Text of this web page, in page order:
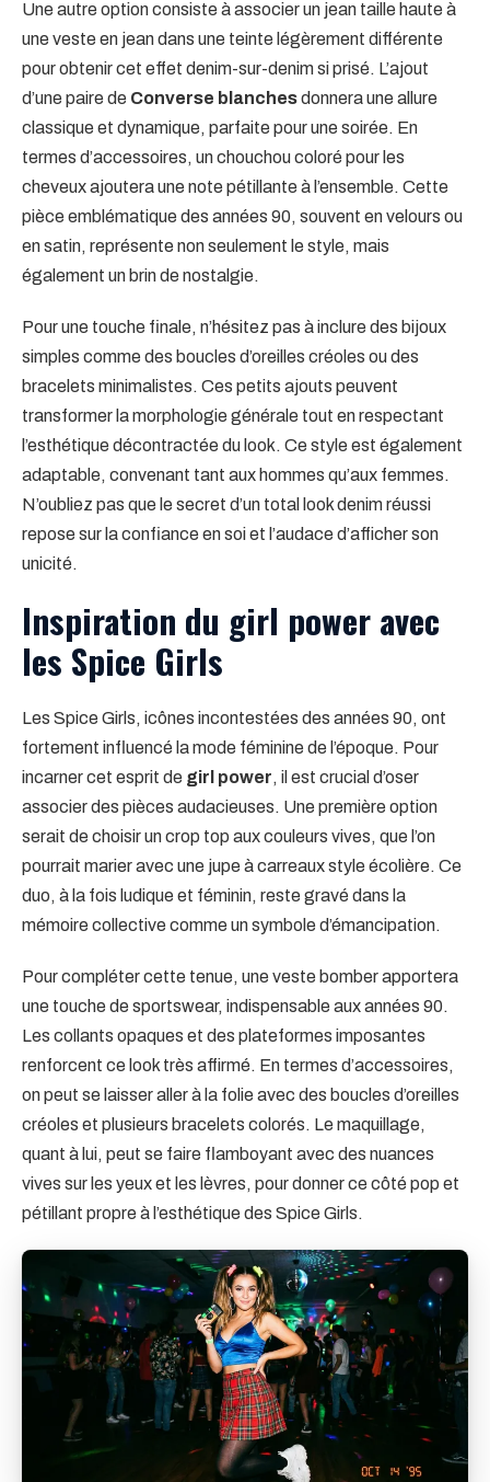
Une autre option consiste à associer un jean taille haute à
une veste en jean dans une teinte légèrement différente
pour obtenir cet effet denim-sur-denim si prisé. L’ajout
d’une paire de Converse blanchesdonnera une allure
classique et dynamique, parfaite pour une soirée. En
termes d’accessoires, un chouchou coloré pour les
cheveux ajoutera une note pétillante à l’ensemble. Cette
pièce emblématique des années 90, souvent en velours ou
en satin, représente non seulement le style, mais
également un brin de nostalgie.
Pour une touche finale, n’hésitez pas à inclure des bijoux
simples comme des boucles d’oreilles créoles ou des
bracelets minimalistes. Ces petits ajouts peuvent
transformer la morphologie générale tout en respectant
l’esthétique décontractée du look. Ce style est également
adaptable, convenant tant aux hommes qu’aux femmes.
N’oubliez pas que le secret d’un total look denim réussi
repose sur la confiance en soi et l’audace d’afficher son
unicité.
Inspiration du girl power avec
les Spice Girls
Les Spice Girls, icônes incontestées des années 90, ont
fortement influencé la mode féminine de l’époque. Pour
incarner cet esprit de girl power, il est crucial d’oser
associer des pièces audacieuses. Une première option
serait de choisir un crop top aux couleurs vives, que l’on
pourrait marier avec une jupe à carreaux style écolière. Ce
duo, à la fois ludique et féminin, reste gravé dans la
mémoire collective comme un symbole d’émancipation.
Pour compléter cette tenue, une veste bomber apportera
une touche de sportswear, indispensable aux années 90.
Les collants opaques et des plateformes imposantes
renforcent ce look très affirmé. En termes d’accessoires,
on peut se laisser aller à la folie avec des boucles d’oreilles
créoles et plusieurs bracelets colorés. Le maquillage,
quant à lui, peut se faire flamboyant avec des nuances
vives sur les yeux et les lèvres, pour donner ce côté pop et
pétillant propre à l’esthétique des Spice Girls.